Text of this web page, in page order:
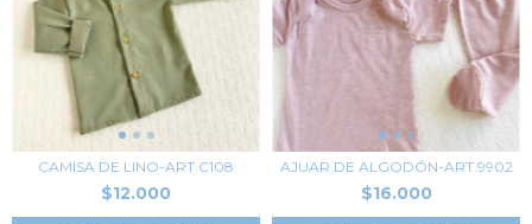
CAMISA DE LINO-ART.C108
$12.000
AJUAR DE ALGODÓN-ART.9902
$16.000